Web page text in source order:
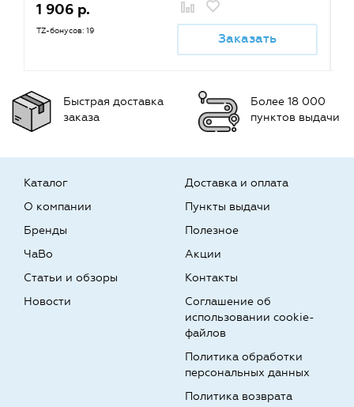
1 906 р.
TZ-бонусов: 19 Заказать
Быстрая доставка
заказа
Более 18 000
пунктов выдачи
Каталог
О компании
Бренды
Доставка и оплата
Пункты выдачи
Полезное
ЧаВо
Статьи и обзоры
Новости
Акции
Контакты
Соглашение об
использовании cookie-
файлов
Политика обработки
персональных данных
Политика возврата